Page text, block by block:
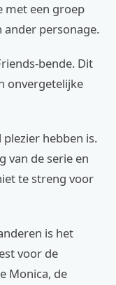
met een groep
ander personage.
bende. Dit
onvergetelijke
hebben is.
van de serie en
te streng voor
is het
voor de
Monica, de